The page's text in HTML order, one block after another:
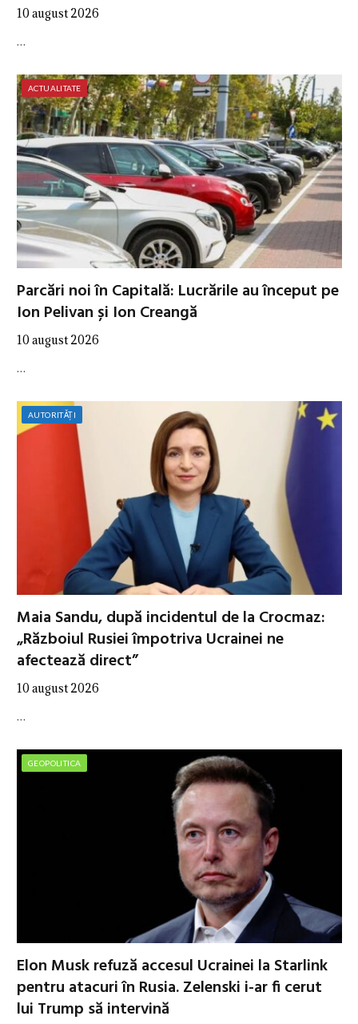
10 august 2026
…
ACTUALITATE
Parcări noi în Capitală: Lucrările au început pe
Ion Pelivan și Ion Creangă
10 august 2026
…
AUTORITĂȚI
Maia Sandu, după incidentul de la Crocmaz:
„Războiul Rusiei împotriva Ucrainei ne
afectează direct”
10 august 2026
…
GEOPOLITICA
Elon Musk refuză accesul Ucrainei la Starlink
pentru atacuri în Rusia. Zelenski i-ar fi cerut
lui Trump să intervină